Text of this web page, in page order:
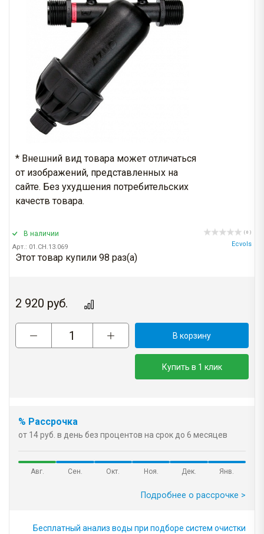
* Внешний вид товара может отличаться
от изображений, представленных на
сайте. Без ухудшения потребительских
качеств товара.
В наличии
Арт.: 01.CH.13.069
( 0 )
Ecvols
Этот товар купили 98 раз(a)
2 920 руб.
В корзину
Купить в 1 клик
% Рассрочка
от 14 руб. в день без процентов на срок до 6 месяцев
Авг. Сен. Окт. Ноя. Дек. Янв.
Подробнее о рассрочке >
Бесплатный анализ воды при подборе систем очистки